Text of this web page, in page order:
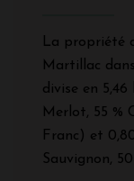
La propriété
Martillac
divise en 5,46
Merlot, 55 %
Franc) et
Sauvignon, 50